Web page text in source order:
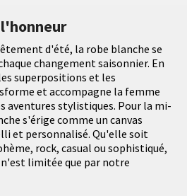
d'été, la robe blanche se
changement saisonnier. En
superpositions et les
et accompagne la femme
aventures stylistiques. Pour la mi-
s'érige comme un canvas
et personnalisé. Qu'elle soit
rock, casual ou sophistiqué,
limitée que par notre